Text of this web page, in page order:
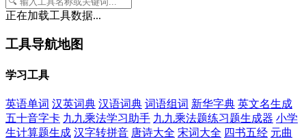
正在加载工具数据...
工具导航地图
学习工具
英语单词 汉英词典 汉语词典 词语组词 新华字典 英文名生成
五十音字卡 九九乘法学习助手 九九乘法题练习题生成器 小学
生计算题生成 汉字转拼音 唐诗大全 宋词大全 四书五经 元曲